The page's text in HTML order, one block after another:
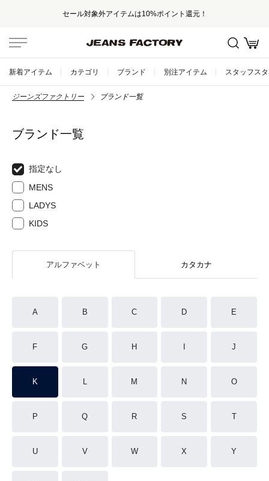
セール対象外アイテムは10%ポイント還元！
新着アイテム カテゴリ ブランド 別注アイテム スタッフス
ジーンズファクトリー ブランド一覧
ブランド一覧
指定なし
MENS
LADYS
KIDS
アルファベット カタカナ
A B C D E
F G H J
K L M N O
P Q R S T
U V W X Y